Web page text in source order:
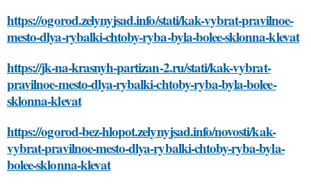
https://ogorod.zelynyjsad.info/stati/kak-vybrat-pravilnoe-
mesto-dlya-rybalki-chtoby-ryba-byla-bolee-sklonna-klevat
https://jk-na-krasnyh-partizan-2.ru/stati/kak-vybrat-
pravilnoe-mesto-dlya-rybalki-chtoby-ryba-byla-bolee-
sklonna-klevat
https://ogorod-bez-hlopot.zelynyjsad.info/novosti/kak-
vybrat-pravilnoe-mesto-dlya-rybalki-chtoby-ryba-byla-
bolee-sklonna-klevat